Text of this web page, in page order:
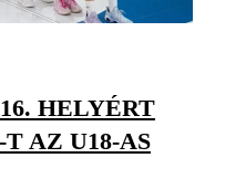
HELYÉRT
AZ U18-AS